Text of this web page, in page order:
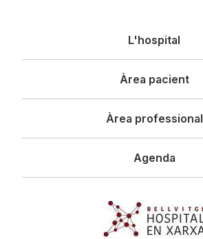
principal
L'hospital
Àrea pacient
Àrea professional
Agenda